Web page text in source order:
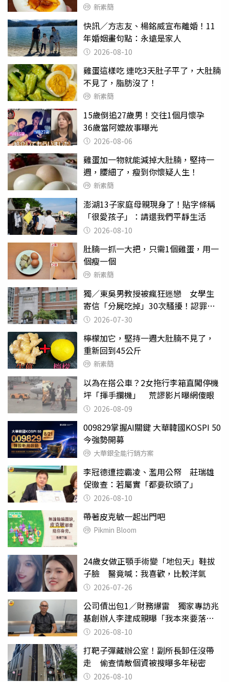
新素簡
快訊／方志友、楊銘威宣布離婚！11
年婚姻畫句點：永遠是家人
2026-08-10
雞蛋這樣吃 連吃3天肚子平了，大肚腩
不見了，脂肪沒了！
新素簡
15歲倒追27歲男！交往1個月懷孕
36歲當阿嬤故事曝光
2026-08-06
雞蛋加一物就能減掉大肚腩，堅持一
週，腰細了，瘦到你懷疑人生！
新素簡
澎湖13子家庭母親現身了！貼字條稱
「很愛孩子」：請還我們平靜生活
2026-08-10
肚腩一抓一大把，只需1個雞蛋，用一
個瘦一個
新素簡
獨／東吳男教授被瘋狂迷戀 女學生
寄信「分屍吃掉」30次騷擾！認罪免
關 2026-07-30
檸檬加它，堅持一週大肚腩不見了，
重新回到45公斤
新素簡
以為在搭公車？2女拖行李箱直闖停機
坪「揮手攔機」 荒謬影片曝網傻眼
2026-08-09
009829掌握AI關鍵 大華韓國KOSPI 50
今強勢開募
大華銀全能行銷方案
李冠德遭控霸凌、濫用公帑 莊瑞雄
促徹查：若屬實「都要砍頭了」
2026-08-10
帶著皮克敏一起出門吧
Pikmin Bloom
24歲女做正顎手術變「地包天」鞋拔
子臉 醫竟喊：我喜歡，比較洋氣
2026-07-26
公司債出包1／財務爆雷 獨家專訪兆
基創辦人李建成親曝「我本來要落
跑」2026-08-10
打靶子彈藏辦公室！副所長卸任沒帶
走 偷查情敵個資被搜曝多年秘密
2026-08-10